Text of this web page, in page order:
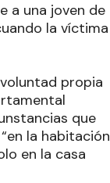
a una joven de
la víctima
propia
que
la habitación
en la casa